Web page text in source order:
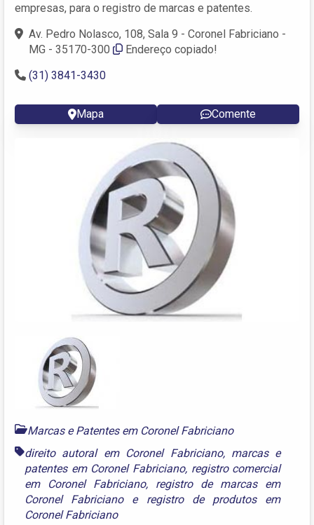
empresas, para o registro de marcas e patentes.
Av. Pedro Nolasco, 108, Sala 9 - Coronel Fabriciano -
MG - 35170-300
Endereço copiado!
(31) 3841-3430
Mapa Comente
Marcas e Patentes em Coronel Fabriciano
direito autoral em Coronel Fabriciano, marcas e
patentes em Coronel Fabriciano, registro comercial
em Coronel Fabriciano, registro de marcas em
Coronel Fabricianoe registro de produtos em
Coronel Fabriciano